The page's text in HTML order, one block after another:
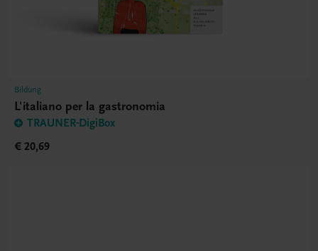
Bildung
L'italiano per la gastronomia
TRAUNER-DigiBox
€ 20,69